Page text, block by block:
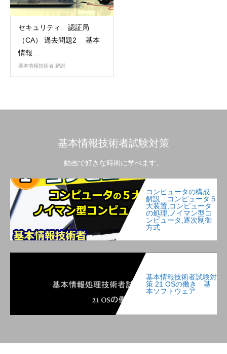
セキュリティ 認証局
（CA） 過去問題2 基本
情報...
基本情報技術者 解説
基本情報技術者試験対策
動画で好きな時間に学べます。
コンピュータの構成
解説 コンピュータ５
大装置,コンピュータ
の処理,ノイマン型コ
ンピュータ,逐次制御
方式
基本情報技術者試験対
策 21 OSの働き 基
本ソフトウェア